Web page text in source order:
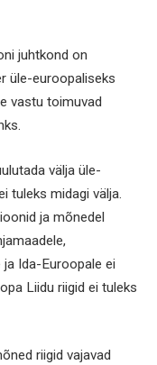
juhtkond on
üle-euroopaliseks
vastu toimuvad
välja üle-
tuleks midagi välja.
ja mõnedel
ja Ida-Euroopale ei
Liidu riigid ei tuleks
riigid vajavad